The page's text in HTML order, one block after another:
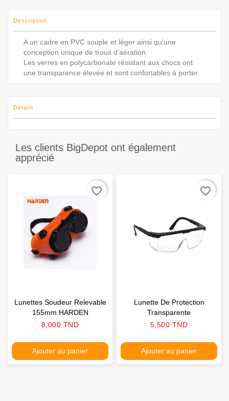
Description
A un cadre en PVC souple et léger ainsi qu’une
conception unique de trous d’aération.
Les verres en polycarbonate résistant aux chocs ont
une transparence élevée et sont confortables à porter.
Détails
Les clients BigDepot ont également
apprécié
Lunettes Soudeur Relevable
155mm HARDEN
Prix
8,000 TND
Ajouter au panier
favorite_border
Lunette De Protection
Transparente
Prix
5,500 TND
Ajouter au panier
favorite_border